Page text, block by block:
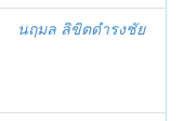
นฤมล ลิขิตดำรงชัย